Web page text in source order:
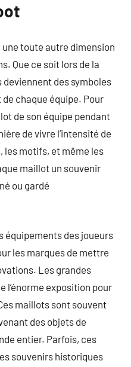
toute autre dimension
Que ce soit lors de la
deviennent des symboles
de chaque équipe. Pour
de son équipe pendant
de vivre l’intensité de
les motifs, et même les
maillot un souvenir
ou gardé
équipements des joueurs
les marques de mettre
Les grandes
l’énorme exposition pour
maillots sont souvent
des objets de
entier. Parfois, ces
souvenirs historiques